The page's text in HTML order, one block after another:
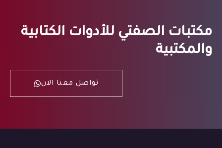
مكتبات الصفتي للأدوات الكتابية
والمكتبية
تواصل معنا الان